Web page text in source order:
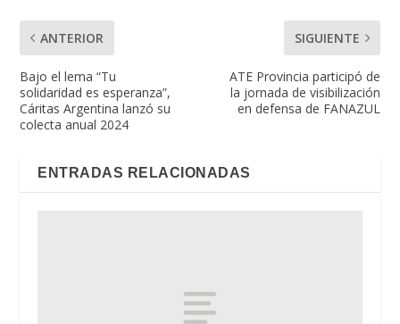
ANTERIOR
Bajo el lema “Tu
solidaridad es esperanza”,
Cáritas Argentina lanzó su
colecta anual 2024
SIGUIENTE
ATE Provincia participó de
la jornada de visibilización
en defensa de FANAZUL
ENTRADAS RELACIONADAS